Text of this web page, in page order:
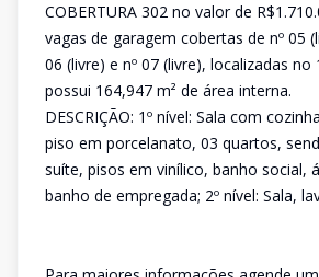
COBERTURA 302 no valor de
vagas de garagem cobertas de nº 05
06 (livre) e nº 07 (livre), localizadas no
possui 164,947 m² de área interna.
DESCRIÇÃO: 1º nível: Sala com
piso em porcelanato, 03 quartos,
suíte, pisos em vinílico, banho social,
banho de empregada; 2º nível: Sala,